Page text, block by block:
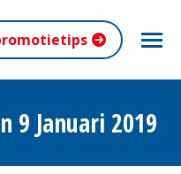
9 Januari 2019